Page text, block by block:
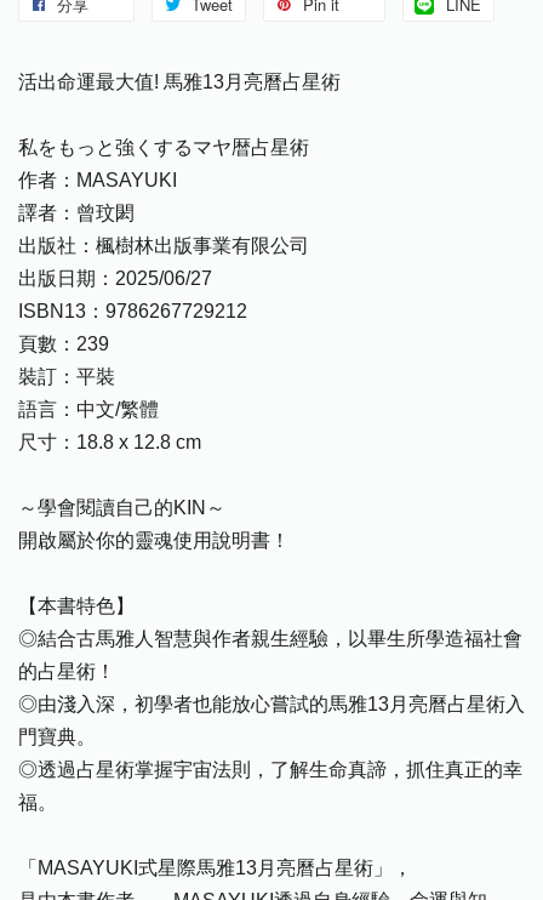
活出命運最大值! 馬雅13月亮曆占星術
私をもっと強くするマヤ暦占星術
作者：MASAYUKI
譯者：曾玟閎
出版社：楓樹林出版事業有限公司
出版日期：2025/06/27
ISBN13：9786267729212
頁數：239
裝訂：平裝
語言：中文/繁體
尺寸：18.8 x 12.8 cm
～學會閱讀自己的KIN～
開啟屬於你的靈魂使用說明書！
【本書特色】
◎結合古馬雅人智慧與作者親生經驗，以畢生所學造福社會
的占星術！
◎由淺入深，初學者也能放心嘗試的馬雅13月亮曆占星術入
門寶典。
◎透過占星術掌握宇宙法則，了解生命真諦，抓住真正的幸
福。
「MASAYUKI式星際馬雅13月亮曆占星術」，